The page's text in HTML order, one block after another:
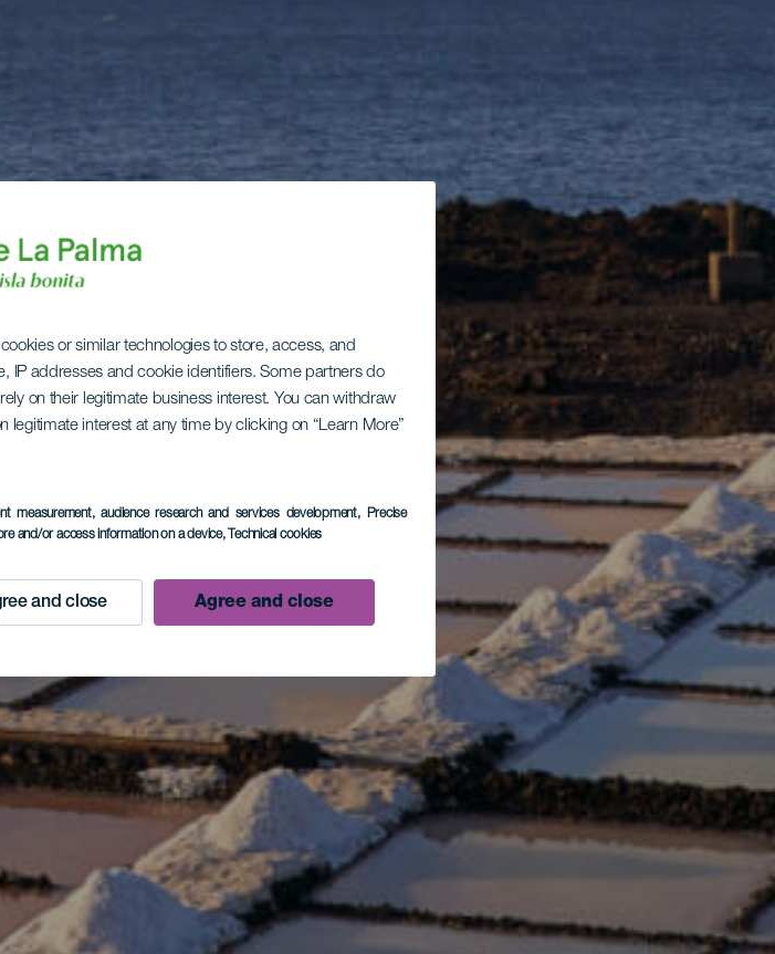
or similar technologies to store, access, and
IP addresses and cookie identifiers. Some partners do
on their legitimate business interest. You can withdraw
interest at any time by clicking on “Learn More”
measurement, audience research and services development, Precise
and/or access information on a device, Technical cookies
and close Agree and close